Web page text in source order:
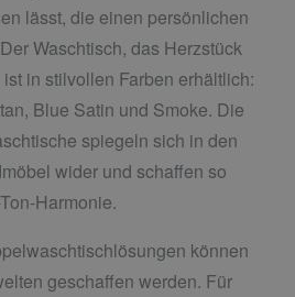
lässt, die einen persönlichen
Waschtisch, das Herzstück
in stilvollen Farben erhältlich:
Blue Satin und Smoke. Die
spiegeln sich in den
wider und schaffen so
Harmonie.
können
geschaffen werden. Für